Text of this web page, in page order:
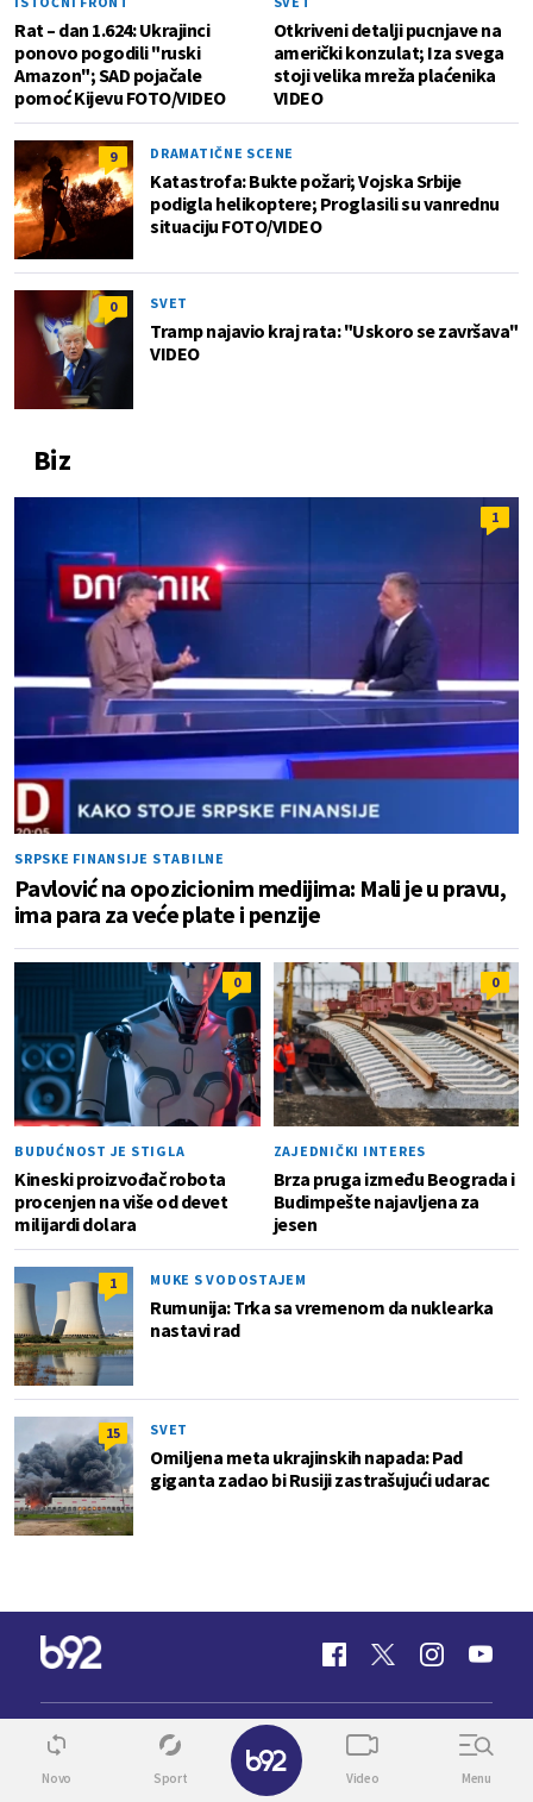
Rat – dan 1.624: Ukrajinci
ponovo pogodili "ruski
Amazon"; SAD pojačale
pomoć Kijevu FOTO/VIDEO
Otkriveni detalji pucnjave na
američki konzulat; Iza svega
stoji velika mreža plaćenika
VIDEO
9 DRAMATIČNE SCENE
Katastrofa: Bukte požari; Vojska Srbije
podigla helikoptere; Proglasili su vanrednu
situaciju FOTO/VIDEO
0 SVET
Tramp najavio kraj rata: "Uskoro se završava"
VIDEO
Biz
1
SRPSKE FINANSIJE STABILNE
Pavlović na opozicionim medijima: Mali je u pravu,
ima para za veće plate i penzije
0
BUDUĆNOST JE STIGLA
Kineski proizvođač robota
procenjen na više od devet
milijardi dolara
0
ZAJEDNIČKI INTERES
Brza pruga između Beograda i
Budimpešte najavljena za
jesen
1 MUKE S VODOSTAJEM
Rumunija: Trka sa vremenom da nuklearka
nastavi rad
15 SVET
Omiljena meta ukrajinskih napada: Pad
giganta zadao bi Rusiji zastrašujući udarac
INFO
VIDEO
Novo Sport Video Menu
✕